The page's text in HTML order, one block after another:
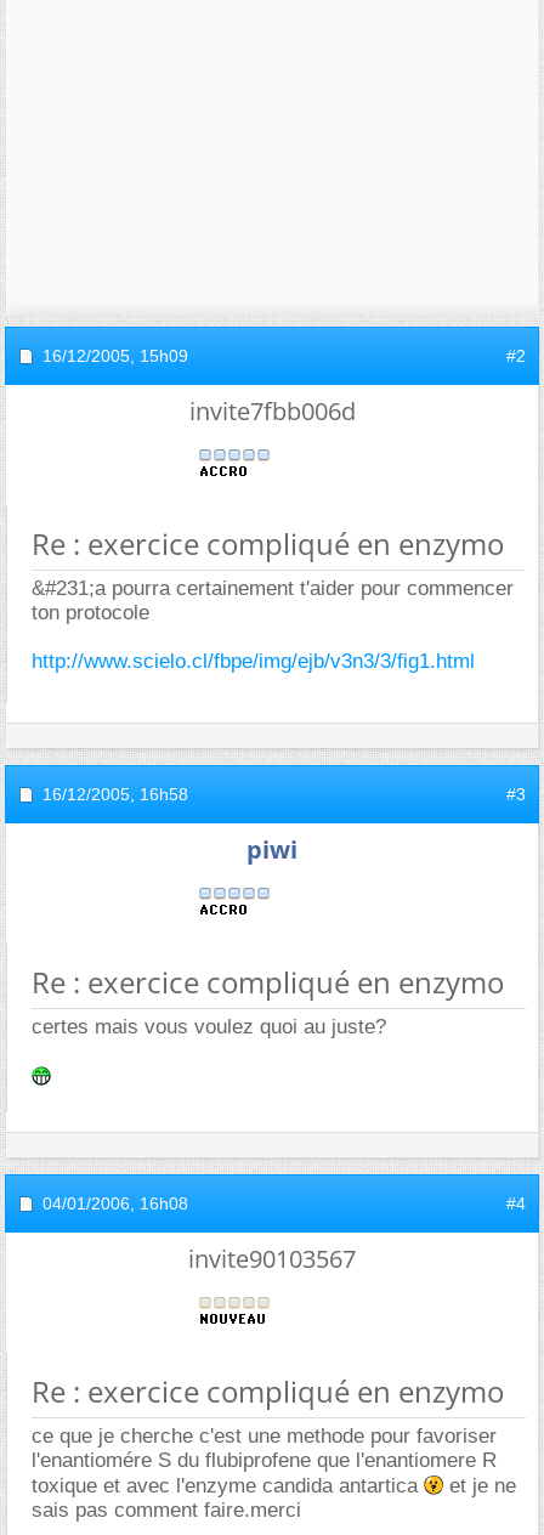
16/12/2005, 15h09 #2
invite7fbb006d
Re : exercice compliqué en enzymo
&#231;a pourra certainement t'aider pour commencer
ton protocole
http://www.scielo.cl/fbpe/img/ejb/v3n3/3/fig1.html
16/12/2005, 16h58 #3
piwi
Re : exercice compliqué en enzymo
certes mais vous voulez quoi au juste?
04/01/2006, 16h08 #4
invite90103567
Re : exercice compliqué en enzymo
ce que je cherche c'est une methode pour favoriser
l'enantiomére S du flubiprofene que l'enantiomere R
toxique et avec l'enzyme candida antartica
et je ne
sais pas comment faire.merci